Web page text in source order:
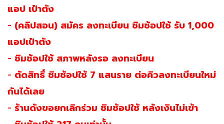
แอป เป๋าตัง
- (คลิปสอน) สมัคร ลงทะเบียน ชิมช้อปใช้ รับ 1,000
แอปเป๋าตัง
- ชิมช้อปใช้ สภาพหลังรอ ลงทะเบียน
- ตัดสิทธิ์ ชิมช้อปใช้ 7 แสนราย ต่อคิวลงทะเบียนใหม่
กันได้เลย
- ร้านดังขอยกเลิกร่วม ชิมช้อปใช้ หลังเงินไม่เข้า